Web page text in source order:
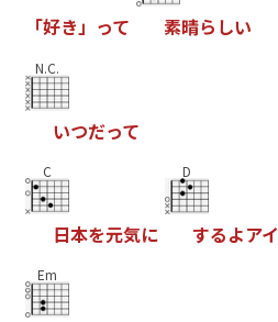
「好き」 って 素晴ら しい
N.C.
いつだって
C
日本を元気に
D
するよアイ
Em